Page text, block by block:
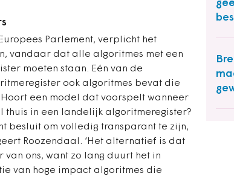
Parlement, verplicht het
vandaar dat alle algoritmes met een
moeten staan. Eén van de
ook algoritmes bevat die
een model dat voorspelt wanneer
thuis in een landelijk algoritmeregister?
besluit om volledig transparant te zijn,
Roozendaal. ‘Het alternatief is dat
ons, want zo lang duurt het in
van hoge impact algoritmes die